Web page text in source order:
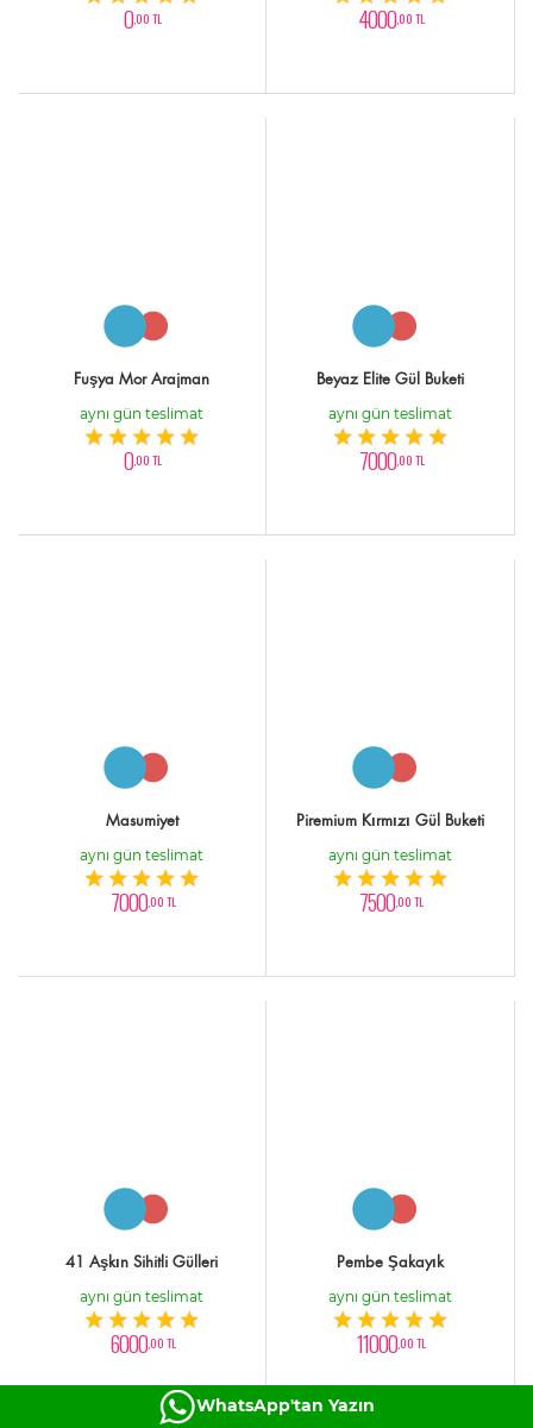
0,00 TL 4000,00 TL
Fuşya Mor Arajman
aynı gün teslimat
0,00 TL
Beyaz Elite Gül Buketi
aynı gün teslimat
7000,00 TL
Masumiyet
aynı gün teslimat
7000,00 TL
Piremium Kırmızı Gül Buketi
aynı gün teslimat
7500,00 TL
41 Aşkın Sihitli Gülleri
aynı gün teslimat
6000,00 TL
Pembe Şakayık
aynı gün teslimat
11000,00 TL
WhatsApp'tan Yazın